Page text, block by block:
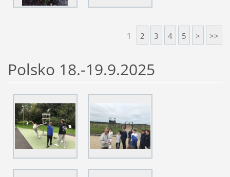
1 2 3 4 5 > >>
Polsko 18.-19.9.2025